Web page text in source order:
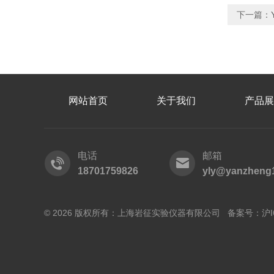
下一篇：
网站首页 关于我们 产品
电话
18701759826
邮箱
© 2026 版权所有：上海岩征实验仪器有限公司 备案号： 沪